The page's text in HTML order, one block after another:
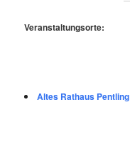
Veranstaltungsorte:
Altes Rathaus Pentling